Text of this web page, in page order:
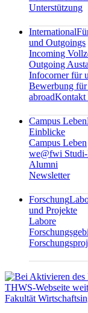
Unterstützung
International
und Outgoings
Incoming
Outgoing
Infocorner für
Bewerbung für
abroadKontakt
Campus Leben
Einblicke
Campus Leben
we@fwi
Alumni
Newsletter
Forschung
und Projekte
Labore
Fakultät